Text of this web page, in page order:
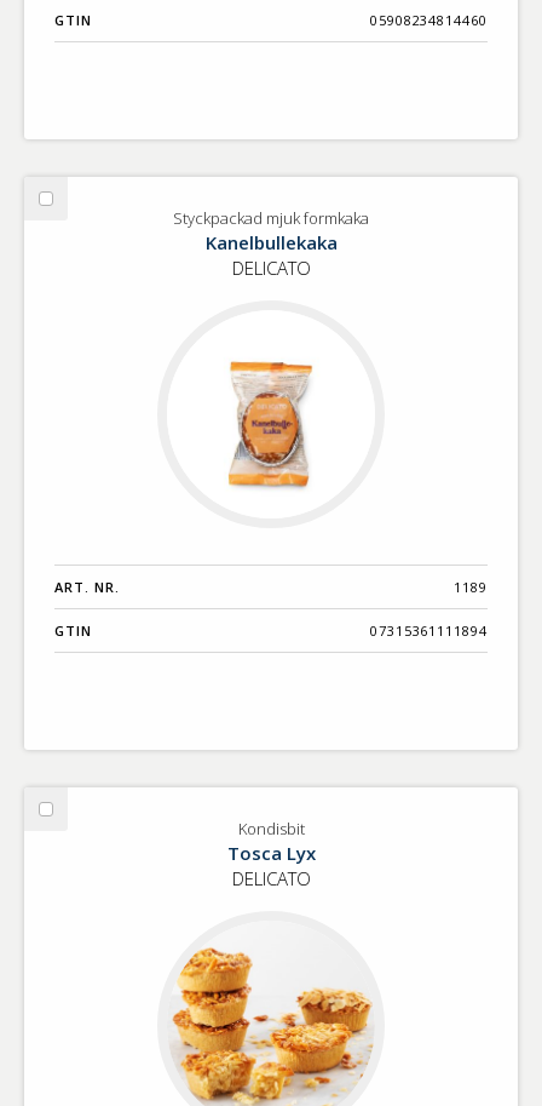
GTIN 05908234814460
Välj
Styckpackad mjuk formkaka
Kanelbullekaka
DELICATO
ART. NR. 1189
GTIN 07315361111894
Välj
Kondisbit
Tosca Lyx
DELICATO